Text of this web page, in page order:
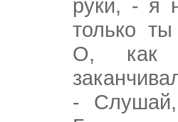
руки, - я
только
О, как
- Слушай,